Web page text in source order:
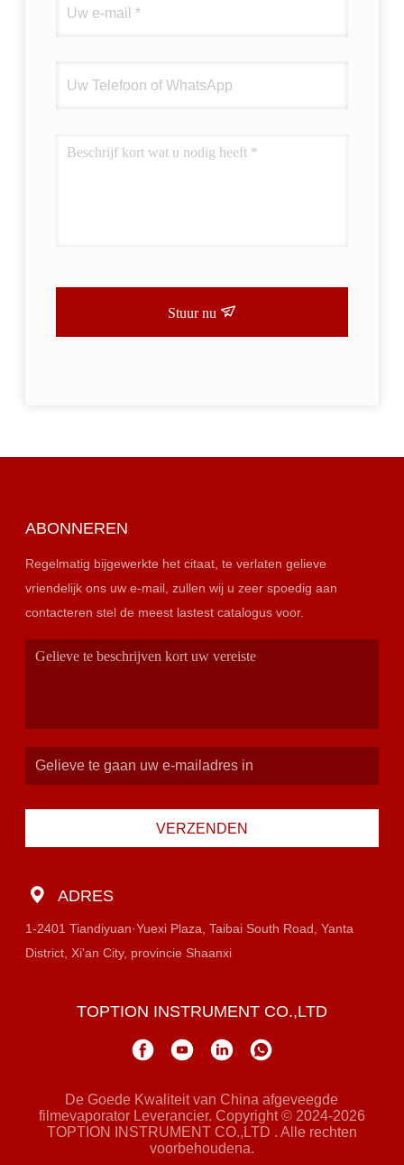
Stuur nu
ABONNEREN
Regelmatig bijgewerkte het citaat, te verlaten gelieve
vriendelijk ons uw e-mail, zullen wij u zeer spoedig aan
contacteren stel de meest lastest catalogus voor.
VERZENDEN
ADRES
1-2401 Tiandiyuan·Yuexi Plaza, Taibai South Road, Yanta
District, Xi'an City, provincie Shaanxi
TOPTION INSTRUMENT CO.,LTD
De Goede Kwaliteit van China afgeveegde
filmevaporator Leverancier. Copyright © 2024-2026
TOPTION INSTRUMENT CO.,LTD . Alle rechten
voorbehoudena.